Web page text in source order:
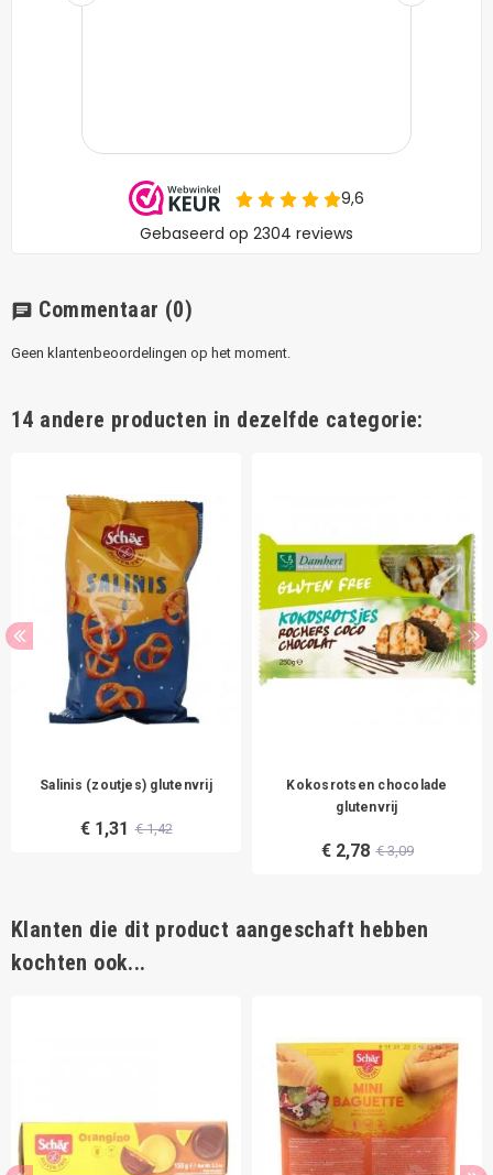
chat Commentaar (0)
Geen klantenbeoordelingen op het moment.
14 andere producten in dezelfde categorie:
Salinis (zoutjes) glutenvrij
€ 1,31 € 1,42
Kokosrotsen chocolade
glutenvrij
€ 2,78 € 3,09
Klanten die dit product aangeschaft hebben
kochten ook...